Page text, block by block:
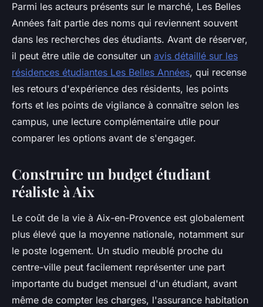
Parmi les acteurs présents sur le marché, Les Belles
Années fait partie des noms qui reviennent souvent
dans les recherches des étudiants. Avant de réserver,
il peut être utile de consulter un avis détaillé sur les
résidences étudiantes Les Belles Années, qui recense
les retours d'expérience des résidents, les points
forts et les points de vigilance à connaître selon les
campus, une lecture complémentaire utile pour
comparer les options avant de s'engager.
Construire un budget étudiant
réaliste à Aix
Le coût de la vie à Aix-en-Provence est globalement
plus élevé que la moyenne nationale, notamment sur
le poste logement. Un studio meublé proche du
centre-ville peut facilement représenter une part
importante du budget mensuel d'un étudiant, avant
même de compter les charges, l'assurance habitation